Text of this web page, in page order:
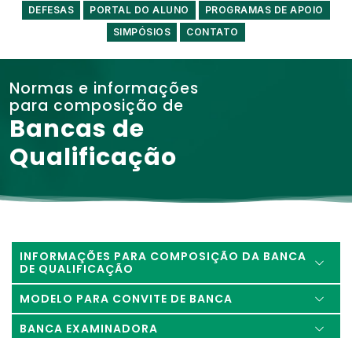
DEFESAS
PORTAL DO ALUNO
PROGRAMAS DE APOIO
SIMPÓSIOS
CONTATO
Normas e informações
para composição de
Bancas de
Qualificação
INFORMAÇÕES PARA COMPOSIÇÃO DA BANCA
DE QUALIFICAÇÃO
MODELO PARA CONVITE DE BANCA
BANCA EXAMINADORA